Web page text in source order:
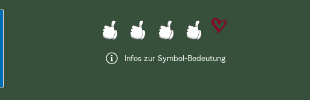
Infos zur Symbol-Bedeutung